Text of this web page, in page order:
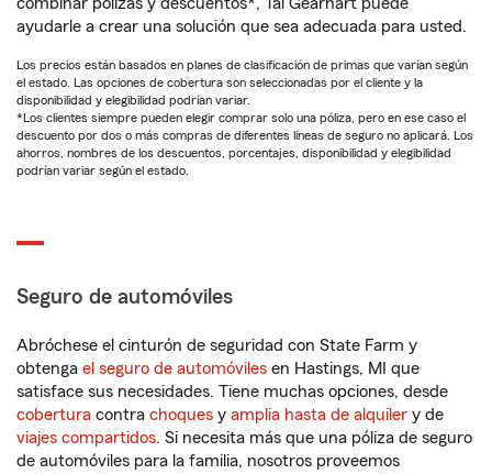
ayudarle a crear una solución que sea adecuada para usted.
Los precios están basados en planes de clasificación de primas que varían según
el estado. Las opciones de cobertura son seleccionadas por el cliente y la
disponibilidad y elegibilidad podrían variar.
*Los clientes siempre pueden elegir comprar solo una póliza, pero en ese caso el
descuento por dos o más compras de diferentes líneas de seguro no aplicará. Los
ahorros, nombres de los descuentos, porcentajes, disponibilidad y elegibilidad
podrían variar según el estado.
Seguro de automóviles
Abróchese el cinturón de seguridad con State Farm y
obtenga el seguro de automóviles en Hastings, MI que
satisface sus necesidades. Tiene muchas opciones, desde
cobertura contra choques y amplia hasta de alquiler y de
viajes compartidos. Si necesita más que una póliza de seguro
de automóviles para la familia, nosotros proveemos